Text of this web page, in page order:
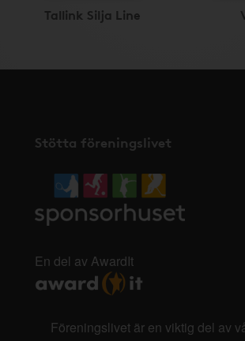
Tallink Silja Line
Stötta föreningslivet
En del av AwardIt
Föreningslivet är en viktig del av